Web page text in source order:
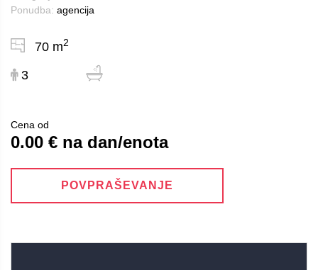
Ponudba: agencija
70 m2
3
Cena od
0.00 € na dan/enota
POVPRAŠEVANJE